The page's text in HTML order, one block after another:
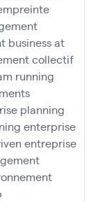
business at
collectif
running
planning
enterprise
entreprise